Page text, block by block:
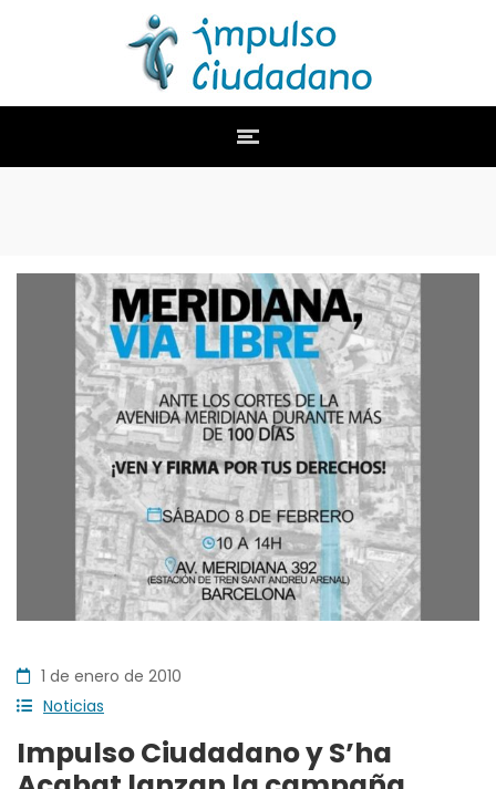
1 de enero de 2010
Noticias
Impulso Ciudadano y S’ha